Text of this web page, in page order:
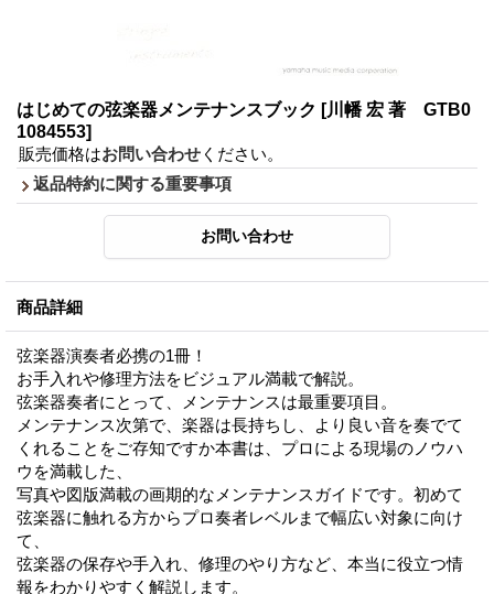
はじめての弦楽器メンテナンスブック [川幡 宏 著 GTB0
1084553]
販売価格はお問い合わせ ください。
返品特約に関する重要事項
商品詳細
弦楽器演奏者必携の1冊！
お手入れや修理方法をビジュアル満載で解説。
弦楽器奏者にとって、メンテナンスは最重要項目。
メンテナンス次第で、楽器は長持ちし、より良い音を奏でて
くれることをご存知ですか本書は、プロによる現場のノウハ
ウを満載した、
写真や図版満載の画期的なメンテナンスガイドです。初めて
弦楽器に触れる方からプロ奏者レベルまで幅広い対象に向け
て、
弦楽器の保存や手入れ、修理のやり方など、本当に役立つ情
報をわかりやすく解説します。